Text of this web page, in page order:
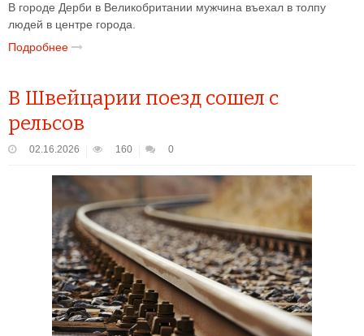
В городе Дерби в Великобритании мужчина въехал в толпу
людей в центре города.
Подробнее
В Швейцарии поезд сошел с
рельсов
02.16.2026 160 0